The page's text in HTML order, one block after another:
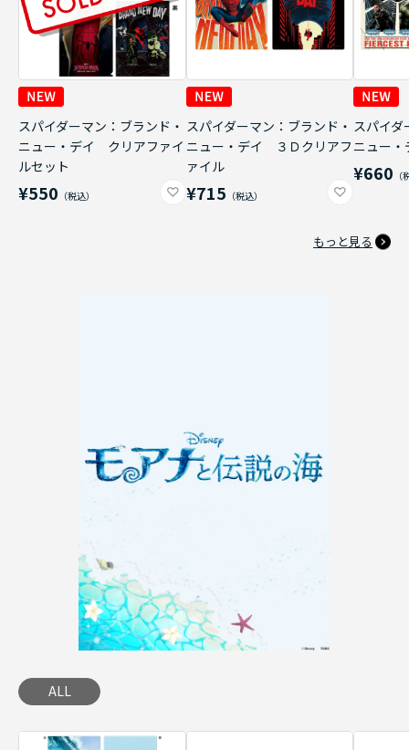
スパイダーマン：ブランド・
ニュー・デイ クリアファイ
ルセット
¥550
スパイダーマン：ブランド・
ニュー・デイ ３Ｄクリアフ
ァイル
¥715
スパイダ
ニュー
¥660
もっと見る
ALL